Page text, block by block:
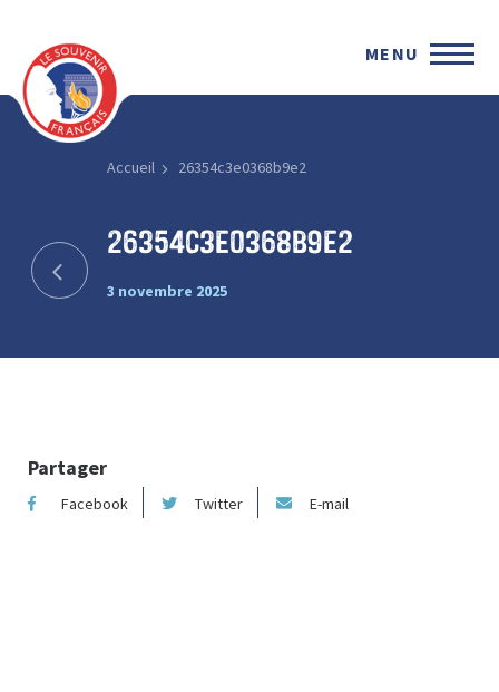
MENU
Accueil 26354c3e0368b9e2
26354c3e0368b9e2
3 novembre 2025
Partager
Facebook Twitter E-mail